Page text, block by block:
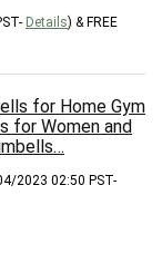
Details) & FREE
for Home Gym
for Women and
2023 02:50 PST-